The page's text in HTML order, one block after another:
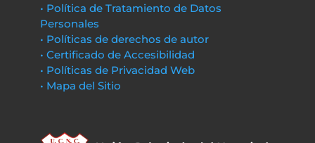
• Política de Tratamiento de Datos
Personales
• Políticas de derechos de autor
• Certificado de Accesibilidad
• Políticas de Privacidad Web
• Mapa del Sitio